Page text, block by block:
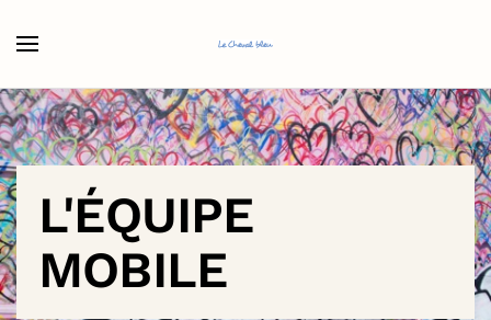
L'ÉQUIPE
MOBILE